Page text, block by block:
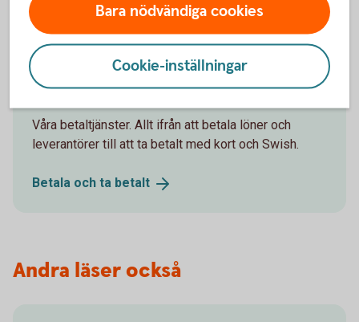
Betala och ta betalt – tjänster
för företagare
Våra betaltjänster. Allt ifrån att betala löner och
leverantörer till att ta betalt med kort och Swish.
Betala och ta betalt
Andra läser också
Bara nödvändiga cookies
Cookie-inställningar